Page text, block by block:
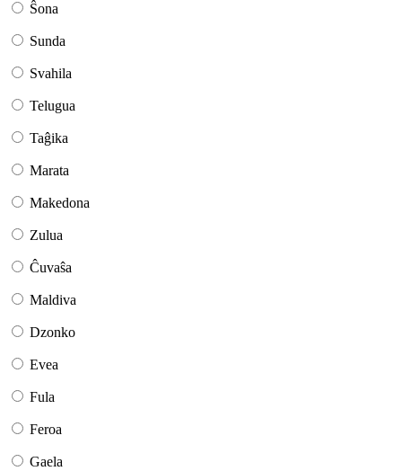
Ŝona
Sunda
Svahila
Telugua
Taĝika
Marata
Makedona
Zulua
Ĉuvaŝa
Maldiva
Dzonko
Evea
Fula
Feroa
Gaela